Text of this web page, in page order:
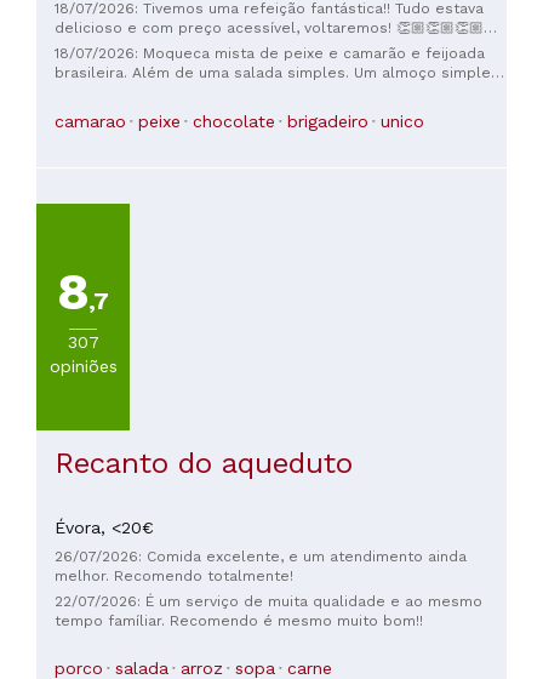
18/07/2026: Tivemos uma refeição fantástica!! Tudo estava
delicioso e com preço acessível, voltaremos! 👏🏼👏🏼👏🏼
👏🏼
18/07/2026: Moqueca mista de peixe e camarão e feijoada
brasileira. Além de uma salada simples. Um almoço simples
então dividimos. A feijoada é salgada e substanciosa.
camarao peixe chocolate brigadeiro unico
8,7
307
opiniões
Recanto do aqueduto
Évora, <20€
26/07/2026: Comida excelente, e um atendimento ainda
melhor. Recomendo totalmente!
22/07/2026: É um serviço de muita qualidade e ao mesmo
tempo famíliar. Recomendo é mesmo muito bom!!
porco salada arroz sopa carne